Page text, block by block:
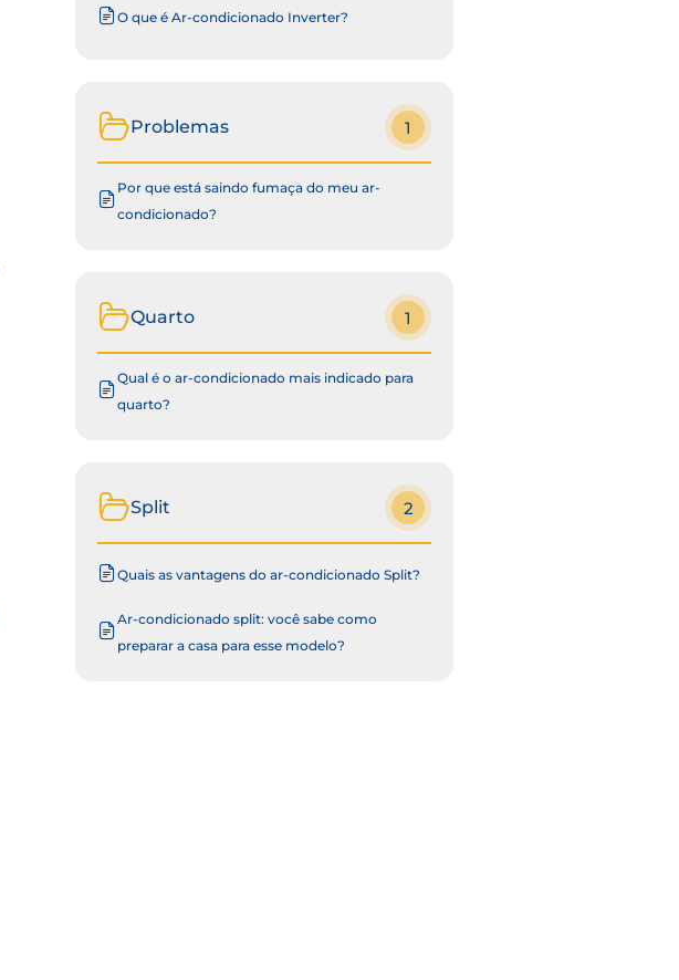
O que é Ar-condicionado Inverter?
Problemas 1
Por que está saindo fumaça do meu ar-
condicionado?
Quarto 1
Qual é o ar-condicionado mais indicado para
quarto?
Split 2
Quais as vantagens do ar-condicionado Split?
Ar-condicionado split: você sabe como
preparar a casa para esse modelo?